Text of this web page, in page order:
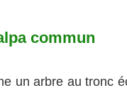
commun
un arbre au tronc